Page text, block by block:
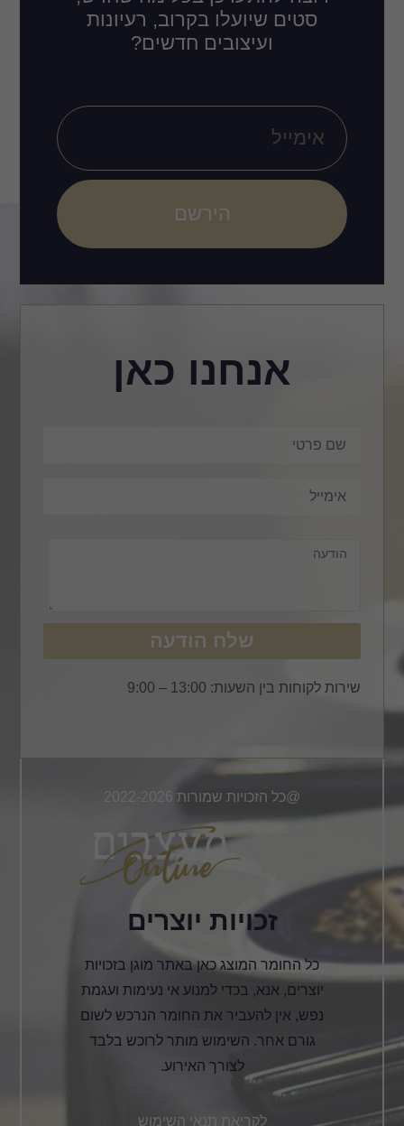
סטים שיועלו בקרוב, רעיונות
ועיצובים חדשים?
הירשם
אנחנו כאן
שלח הודעה
שירות לקוחות בין השעות: 13:00 – 9:00
@כל הזכויות שמורות 2022-2026
זכויות יוצרים
כל החומר המוצג כאן באתר מוגן בזכויות
יוצרים, אנא, בכדי למנוע אי נעימות ועגמת
נפש, אין להעביר את החומר הנרכש לשום
גורם אחר. השימוש מותר לרוכש בלבד
לצורך האירוע.
לקריאת תנאי השימוש